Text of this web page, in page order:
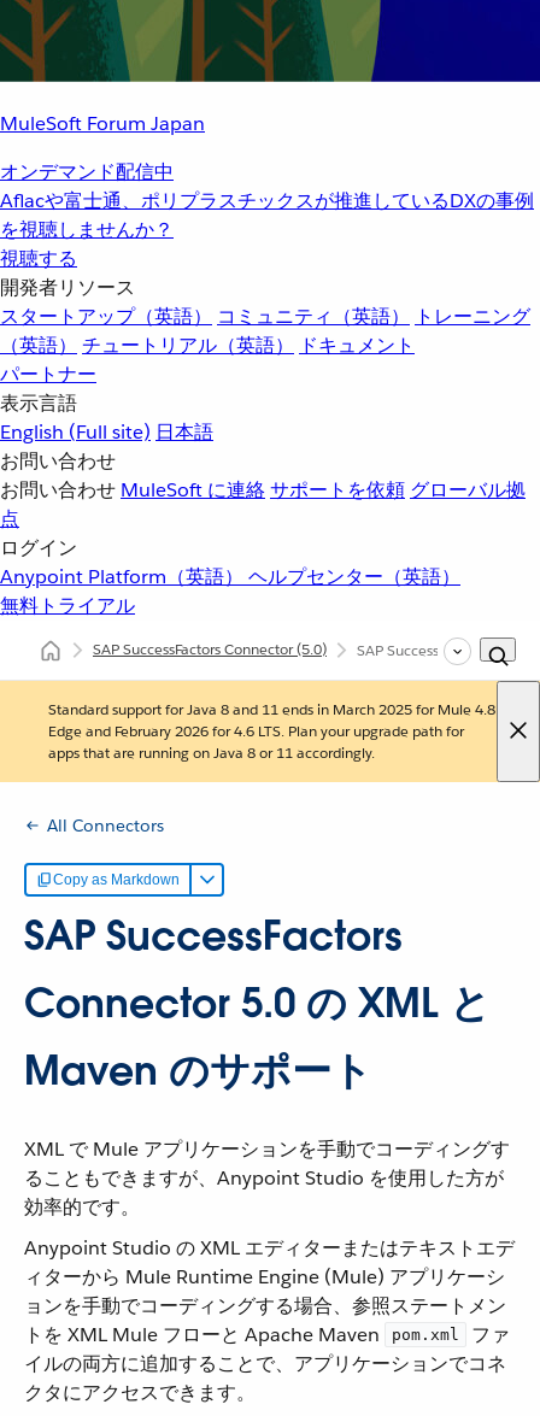
MuleSoft Forum Japan
オンデマンド配信中
Aflacや富士通、ポリプラスチックスが推進しているDXの事例
を視聴しませんか？
視聴する
開発者リソース
スタートアップ（英語）
コミュニティ（英語）
トレーニング
（英語）
チュートリアル（英語）
ドキュメント
パートナー
表示言語
English (Full site) 日本語
お問い合わせ
お問い合わせ MuleSoft に連絡サポートを依頼 グローバル拠
点
ログイン
Anypoint Platform（英語） ヘルプセンター（英語）
無料トライアル
SAP SuccessFactors Connector(5.0) SAP SuccessFactors
Standard support for Java 8 and 11 ends in March 2025 for Mule 4.8
Edge and February 2026 for 4.6 LTS. Plan your upgrade path for
apps that are running on Java 8 or 11 accordingly.
All Connectors
Copy as Markdown
SAP SuccessFactors
Connector 5.0 の XML と
Maven のサポート
XML で Mule アプリケーションを手動でコーディングす
ることもできますが、Anypoint Studio を使用した方が
効率的です。
Anypoint Studio の XML エディターまたはテキストエデ
ィターから Mule Runtime Engine (Mule) アプリケーシ
ョンを手動でコーディングする場合、参照ステートメン
トを XML Mule フローと Apache Maven ​
pom.xml
​ ファ
イルの両方に追加することで、アプリケーションでコネ
クタにアクセスできます。